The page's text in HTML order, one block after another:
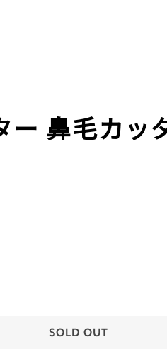
ー 鼻毛カッ
SOLD OUT